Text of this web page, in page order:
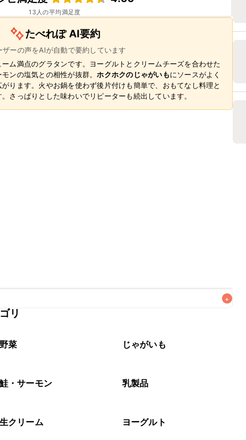
13 人の平均満足度
たべれぽ AI要約
ザーの声をAIが自動で要約しています
ーム満点のグラタンです。ヨーグルトとクリームチーズを合わせた
ンの塩気との相性が抜群。ホクホクのじゃがいもにソースがよく
ります。火やお鍋を使わず後片付けも簡単で、おもてなし料理と
さっぱりとした味わいでリピーターも続出しています。
+
。なるべくお早めにお召し上がりください。
リ
野菜 じゃがいも
鮭・サーモン 乳製品
生クリーム ヨーグルト